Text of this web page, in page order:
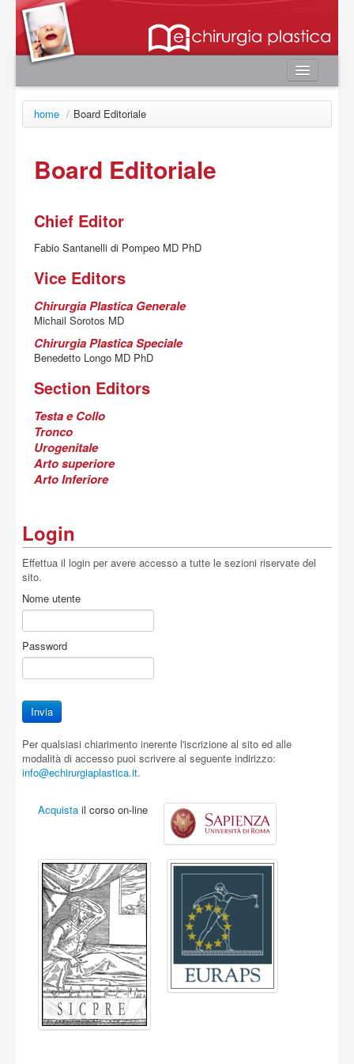
Home
Autori
Board Editoriale
Contatti
Area utente
Login
Registrazione
Password smarrita
Acquista
home / Board Editoriale
Board Editoriale
Chief Editor
Fabio Santanelli di Pompeo MD PhD
Vice Editors
Chirurgia Plastica Generale
Michail Sorotos MD
Chirurgia Plastica Speciale
Benedetto Longo MD PhD
Section Editors
Testa e Collo
Tronco
Urogenitale
Arto superiore
Arto Inferiore
Login
Effettua il login per avere accesso a tutte le sezioni riservate del
sito.
Nome utente
Password
Per qualsiasi chiarimento inerente l'iscrizione al sito ed alle
modalità di accesso puoi scrivere al seguente indirizzo:
info@echirurgiaplastica.it.
Acquista il corso on-line